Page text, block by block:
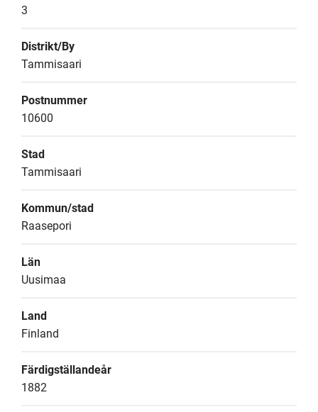
3
Distrikt/By
Tammisaari
Postnummer
10600
Stad
Tammisaari
Kommun/stad
Raasepori
Län
Uusimaa
Land
Finland
Färdigställandeår
1882